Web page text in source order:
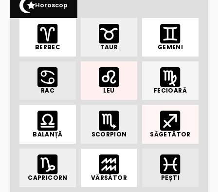
Horoscop
BERBEC TAUR GEMENI
RAC LEU FECIOARĂ
BALANȚĂ SCORPION SĂGETĂTOR
CAPRICORN VĂRSĂTOR PEȘTI